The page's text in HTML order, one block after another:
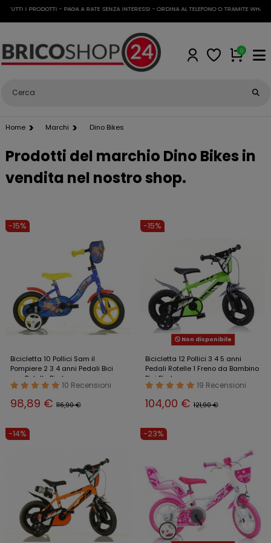
I PRODOTTI - PAGA A RATE SENZA INTERESSI - ORDINA AL TELEFONO O TRAMITE WHATSAPP
0
Home Marchi Dino Bikes
Prodotti del marchio Dino Bikes in
vendita nel nostro shop.
-15%
Bicicletta 10 Pollici Sam il
Pompiere 2 3 4 anni Pedali Bici
con Rotelle Bimbo
10 Recensioni
98,89 € 116,90 €
-15%
Non disponibile
Bicicletta 12 Pollici 3 4 5 anni
Pedali Rotelle 1 Freno da Bambino
Bici Bimbo
19 Recensioni
104,00 € 121,90 €
-14% -23%